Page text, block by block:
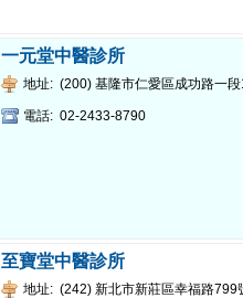
一元堂中醫診所
地址: (200) 基隆市仁愛區成功路一
電話: 02-2433-8790
至寶堂中醫診所
地址: (242) 新北市新莊區幸福路799